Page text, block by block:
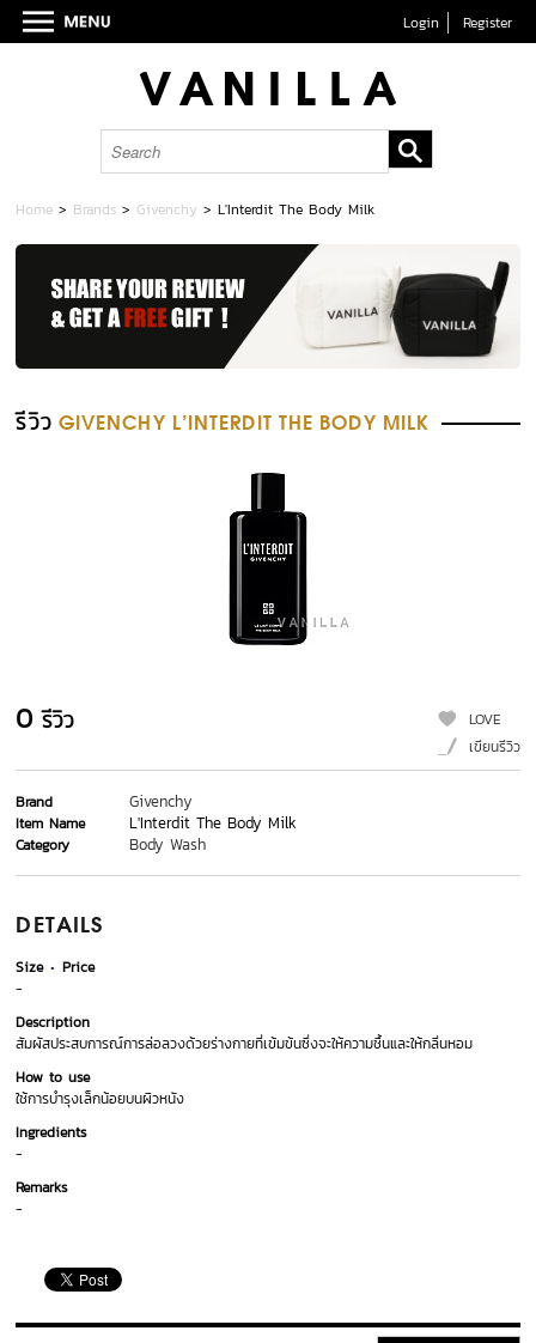
Login Register
Home > Brands > Givenchy >L'Interdit The Body Milk
รีวิว GIVENCHY L'INTERDIT THE BODY MILK
0 รีวิว
LOVE
เขียนรีวิว
Brand Givenchy
Item Name L'Interdit The Body Milk
Category Body Wash
DETAILS
Size
Price
-
Description
สัมผัสประสบการณ์การล่อลวงด้วยร่างกายที่เข้มข้นซึ่งจะให้ความชื้นและให้กลิ่นหอม
How to use
ใช้การบำรุงเล็กน้อยบนผิวหนัง
Ingredients
-
Remarks
-